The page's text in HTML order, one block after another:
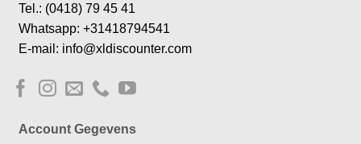
Tel.: (0418) 79 45 41
Whatsapp: +31418794541
E-mail: info@xldiscounter.com
Account Gegevens